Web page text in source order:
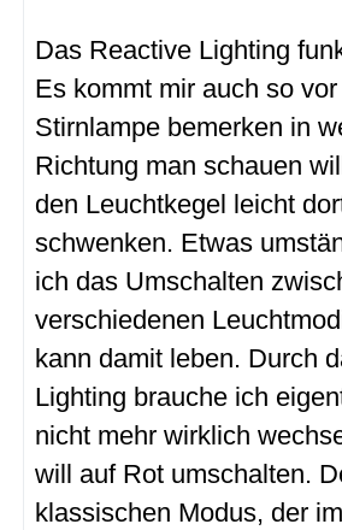
Das Reactive Lighting
Es kommt mir auch so
Stirnlampe bemerken in
Richtung man schauen
den Leuchtkegel leicht
schwenken. Etwas
ich das Umschalten
verschiedenen
kann damit leben. Durch
Lighting brauche ich
nicht mehr wirklich
will auf Rot umschalten.
klassischen Modus, der